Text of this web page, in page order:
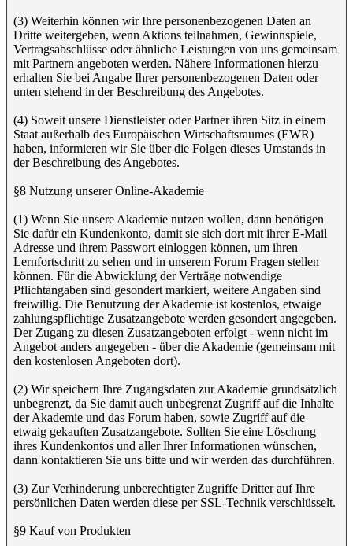
(3) Weiterhin können wir Ihre personenbezogenen Daten an
Dritte weitergeben, wenn Aktions teilnahmen, Gewinnspiele,
Vertragsabschlüsse oder ähnliche Leistungen von uns gemeinsam
mit Partnern angeboten werden. Nähere Informationen hierzu
erhalten Sie bei Angabe Ihrer personenbezogenen Daten oder
unten stehend in der Beschreibung des Angebotes.
(4) Soweit unsere Dienstleister oder Partner ihren Sitz in einem
Staat außerhalb des Europäischen Wirtschaftsraumes (EWR)
haben, informieren wir Sie über die Folgen dieses Umstands in
der Beschreibung des Angebotes.
§8 Nutzung unserer Online-Akademie
(1) Wenn Sie unsere Akademie nutzen wollen, dann benötigen
Sie dafür ein Kundenkonto, damit sie sich dort mit ihrer E-Mail
Adresse und ihrem Passwort einloggen können, um ihren
Lernfortschritt zu sehen und in unserem Forum Fragen stellen
können. Für die Abwicklung der Verträge notwendige
Pflichtangaben sind gesondert markiert, weitere Angaben sind
freiwillig. Die Benutzung der Akademie ist kostenlos, etwaige
zahlungspflichtige Zusatzangebote werden gesondert angegeben.
Der Zugang zu diesen Zusatzangeboten erfolgt - wenn nicht im
Angebot anders angegeben - über die Akademie (gemeinsam mit
den kostenlosen Angeboten dort).
(2) Wir speichern Ihre Zugangsdaten zur Akademie grundsätzlich
unbegrenzt, da Sie damit auch unbegrenzt Zugriff auf die Inhalte
der Akademie und das Forum haben, sowie Zugriff auf die
etwaig gekauften Zusatzangebote. Sollten Sie eine Löschung
ihres Kundenkontos und aller Ihrer Informationen wünschen,
dann kontaktieren Sie uns bitte und wir werden das durchführen.
(3) Zur Verhinderung unberechtigter Zugriffe Dritter auf Ihre
persönlichen Daten werden diese per SSL-Technik verschlüsselt.
§9 Kauf von Produkten